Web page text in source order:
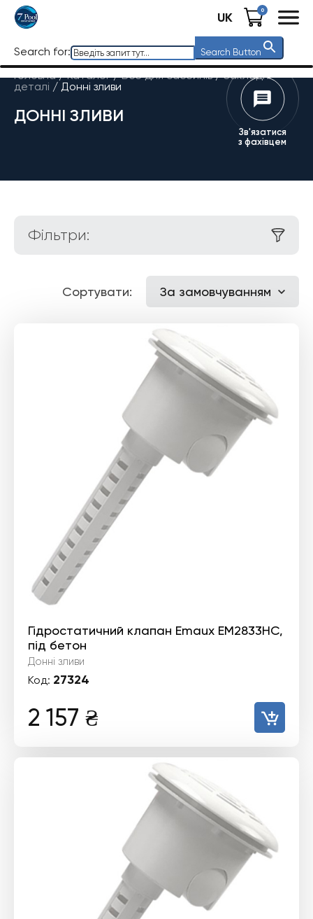
UK 0
Search for: Search Button
Головна / Каталог/Все для басейнів/Закладні
деталі / Донні зливи
ДОННІ ЗЛИВИ
Зв'язатися
з фахівцем
Фільтри:
Сортувати: За замовчуванням
Гідростатичний клапан Emaux EM2833HC,
під бетон
Донні зливи
Код: 27324
2 157 ₴